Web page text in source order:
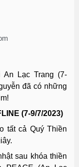
Lạc Trang (7-
đã có những
(7-9/7/2023)
tất cả Quý Thiền
sau khóa thiền